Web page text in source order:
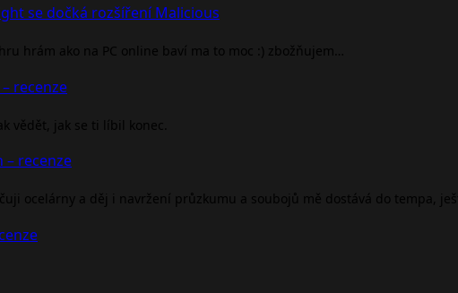
se dočká rozšíření Malicious
hrám ako na PC online baví ma to moc :) zbožňujem…
recenze
vědět, jak se ti líbil konec.
– recenze
ocelárny a děj i navržení průzkumu a soubojů mě dostává do tempa,